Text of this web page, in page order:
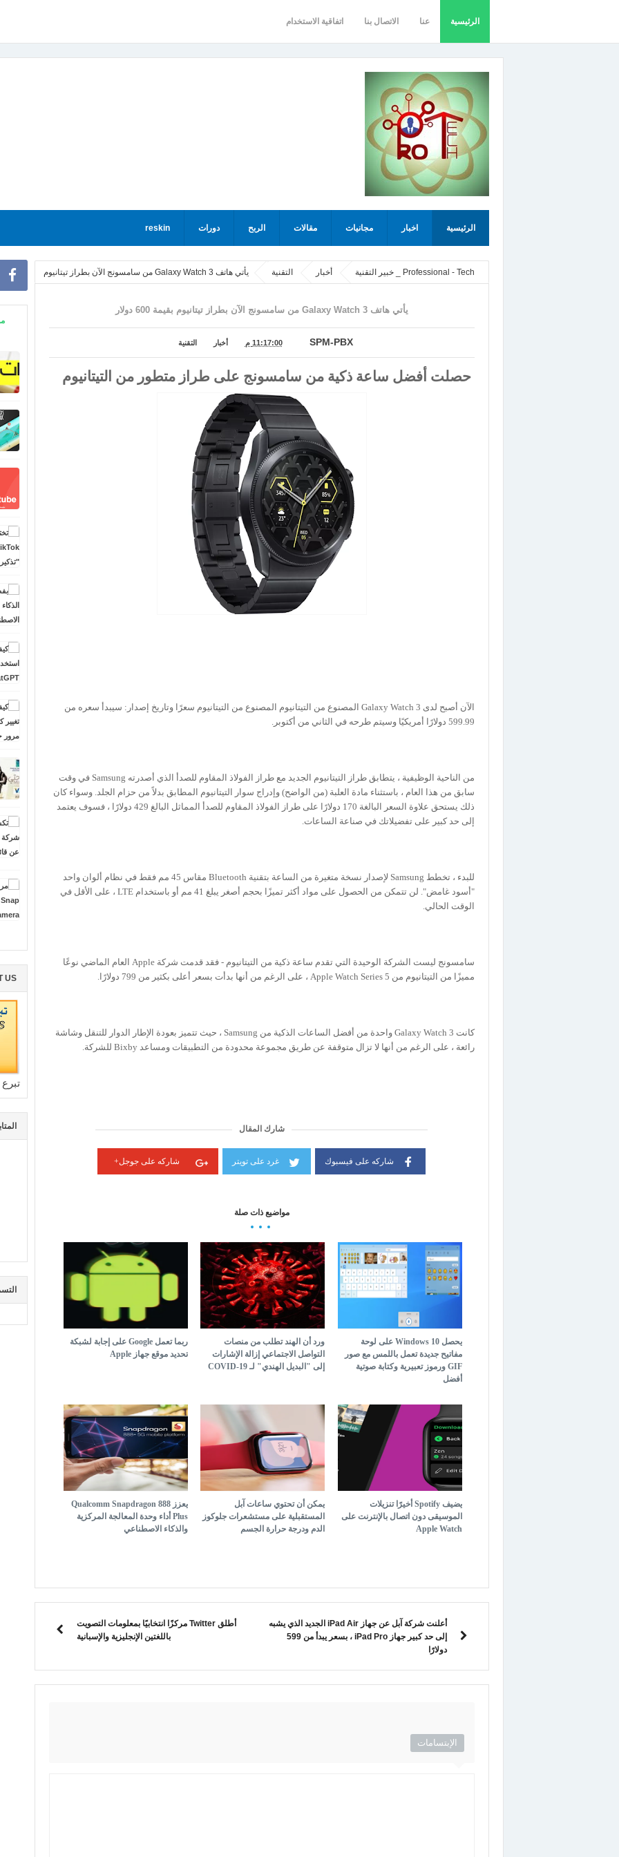
الرئيسية عنا الاتصال بنا اتفاقية الاستخدام
الرئيسية اخبار مجانيات مقالات الربح دورات reskin
Professional - Tech _ خبير التقنية أخبار التقنية
يأتي هاتف Galaxy Watch 3 من سامسونج الآن بطراز تيتانيوم
يأتي هاتف Galaxy Watch 3 من سامسونج الآن بطراز تيتانيوم بقيمة 600 دولار
SPM-PBX 11:17:00 م أخبار التقنية
حصلت أفضل ساعة ذكية من سامسونج على طراز متطور من التيتانيوم
الآن أصبح لدى Galaxy Watch 3 المصنوع من التيتانيوم المصنوع من التيتانيوم سعرًا وتاريخ إصدار: سيبدأ سعره من
599.99 دولارًا أمريكيًا وسيتم طرحه في الثاني من أكتوبر.
من الناحية الوظيفية ، يتطابق طراز التيتانيوم الجديد مع طراز الفولاذ المقاوم للصدأ الذي أصدرته Samsung في وقت
سابق من هذا العام ، باستثناء مادة العلبة (من الواضح) وإدراج سوار التيتانيوم المطابق بدلاً من حزام الجلد. وسواء كان
ذلك يستحق علاوة السعر البالغة 170 دولارًا على طراز الفولاذ المقاوم للصدأ المماثل البالغ 429 دولارًا ، فسوف يعتمد
إلى حد كبير على تفضيلاتك في صناعة الساعات.
للبدء ، تخطط Samsung لإصدار نسخة متغيرة من الساعة بتقنية Bluetooth مقاس 45 مم فقط في نظام ألوان واحد
"أسود غامض". لن تتمكن من الحصول على مواد أكثر تميزًا بحجم أصغر يبلغ 41 مم أو باستخدام LTE ، على الأقل في
الوقت الحالي.
سامسونج ليست الشركة الوحيدة التي تقدم ساعة ذكية من التيتانيوم - فقد قدمت شركة Apple العام الماضي نوعًا
مميزًا من التيتانيوم من Apple Watch Series 5 ، على الرغم من أنها بدأت بسعر أعلى بكثير من 799 دولارًا.
كانت Galaxy Watch 3 واحدة من أفضل الساعات الذكية من Samsung ، حيث تتميز بعودة الإطار الدوار للتنقل وشاشة
رائعة ، على الرغم من أنها لا تزال متوقفة عن طريق مجموعة محدودة من التطبيقات ومساعد Bixby للشركة.
شارك المقال
شاركه على فيسبوك غرد على تويتر شاركه على جوجل+
مواضيع ذات صلة
يحصل Windows 10 على لوحة
مفاتيح جديدة تعمل باللمس مع صور
GIF ورموز تعبيرية وكتابة صوتية
أفضل
ورد أن الهند تطلب من منصات
التواصل الاجتماعي إزالة الإشارات
إلى "البديل الهندي" لـ COVID-19
ربما تعمل Google على إجابة لشبكة
تحديد موقع جهاز Apple
يضيف Spotify أخيرًا تنزيلات
الموسيقى دون اتصال بالإنترنت على
Apple Watch
يمكن أن تحتوي ساعات آبل
المستقبلية على مستشعرات جلوكوز
الدم ودرجة حرارة الجسم
يعزز Qualcomm Snapdragon 888
Plus أداء وحدة المعالجة المركزية
والذكاء الاصطناعي
أعلنت شركة آبل عن جهاز iPad Air الجديد الذي يشبه
إلى حد كبير جهاز iPad Pro ، بسعر يبدأ من 599
دولارًا
أطلق Twitter مركزًا انتخابيًا بمعلومات التصويت
باللغتين الإنجليزية والإسبانية
الإبتسامات
US